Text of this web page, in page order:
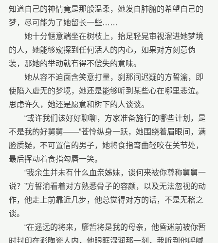
知道自己的神情竟是那般温柔，她发自肺腑的希望自己的
梦，尽可能为了她留长一些……
她十分惬意端坐在树枝上，抬足轻晃审视溜进她梦境
的人，她能够窥探到任何活人的内心，如果对方刻意伪
装，那她的举动就有得不偿失的意味。
她从容不迫面含笑意打量，刹那间迟疑的方誓渝，即
使陷入虚无的梦境，她还是能够听到某些心在哪里悲泣。
思虑许久，她还是愿意和树下的人谈谈。
“或许我们该好好聊聊，方家准备施行的哪些计划，是
不是我的好舅舅——”苍怜纵身一跃，她围绕着眉眼间，满
脸质疑，不可置信的男子，她将食指弯曲轻咬在关节处，
最后挥动着食指勾唇一笑。
“我余生并未有什么血亲姊妹，谈何来被你尊称舅舅一
说？”方誓渝看着对方熟悉骨子的容颜，以及无法忽视的动
作，他走上前靠近几步，他总觉得对方的话，不是无稽之
谈。
“在遥远的将来，廖哲将是我的母亲，他昏迷前被你暂
时封印在彩陶瓷人内，他眼眶湿润那一刻，我听到他呼喊